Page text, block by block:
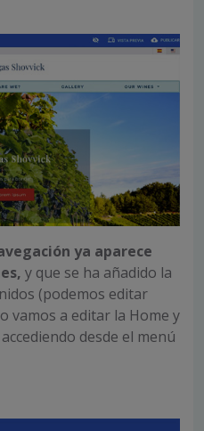
ya aparece
y que se ha añadido la
(podemos editar
vamos a editar la Home y
desde el menú